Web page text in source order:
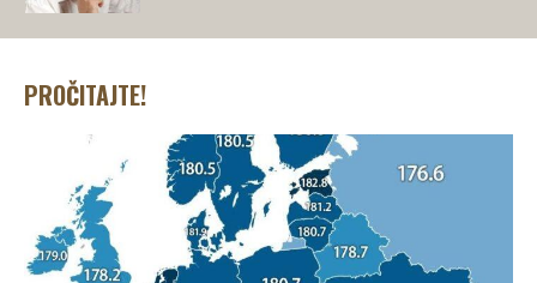
PROČITAJTE!